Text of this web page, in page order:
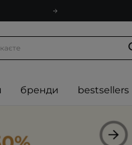
бренди bestsellers